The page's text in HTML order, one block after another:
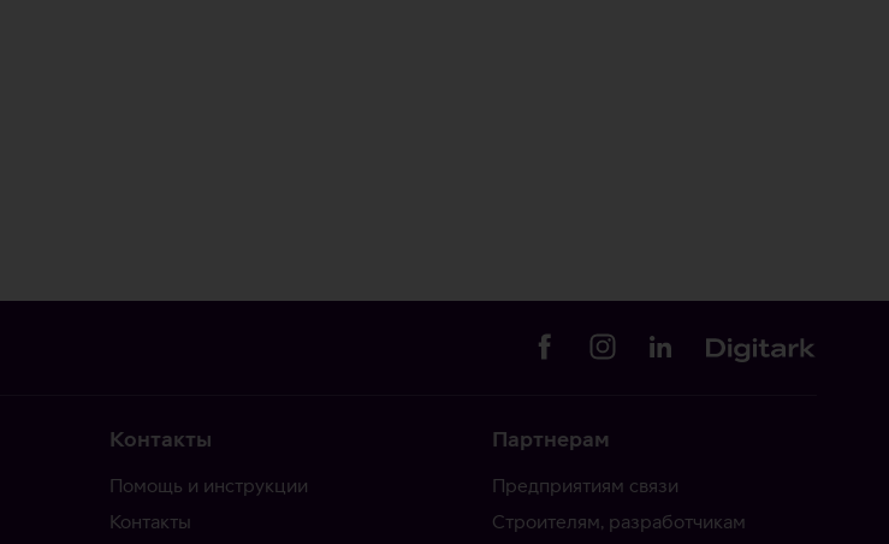
Контакты
Помощь и инструкции
Контакты
Партнерам
Предприятиям связи
Строителям, разработчикам